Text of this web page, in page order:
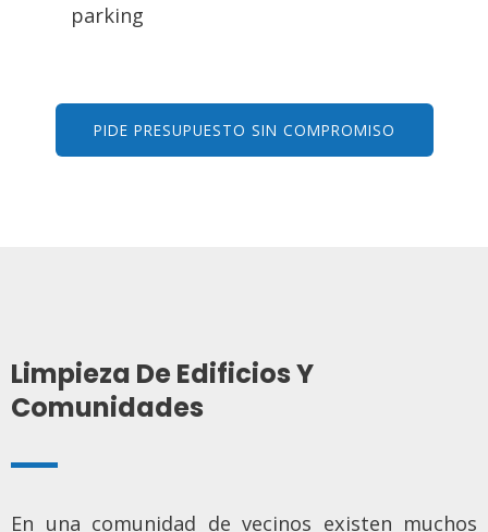
parking
PIDE PRESUPUESTO SIN COMPROMISO
Limpieza De Edificios Y
Comunidades
En una comunidad de vecinos existen muchos